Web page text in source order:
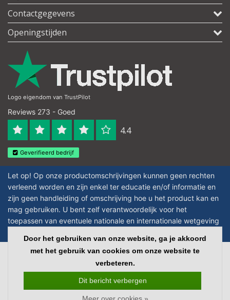
Contactgegevens
Openingstijden
Logo eigendom van TrustPilot
Reviews 273 - Goed
4.4
Geverifieerd bedrijf
Let op! Op onze productomschrijvingen kunnen geen rechten
verleend worden en zijn enkel ter educatie en/of informatie en
zijn geen handleiding of omschrijving hoe u het product kan en
mag gebruiken. U bent zelf verantwoordelijk voor het
toepassen van eventuele nationale en internationale wetgeving
Copyright © 2026 - Laboratorium Discounter - All rights reserved - Theme by
Alle bedragen zijn exclusief BTW
Door het gebruiken van onze website, ga je akkoord
met het gebruik van cookies om onze website te
verbeteren.
Dit bericht verbergen